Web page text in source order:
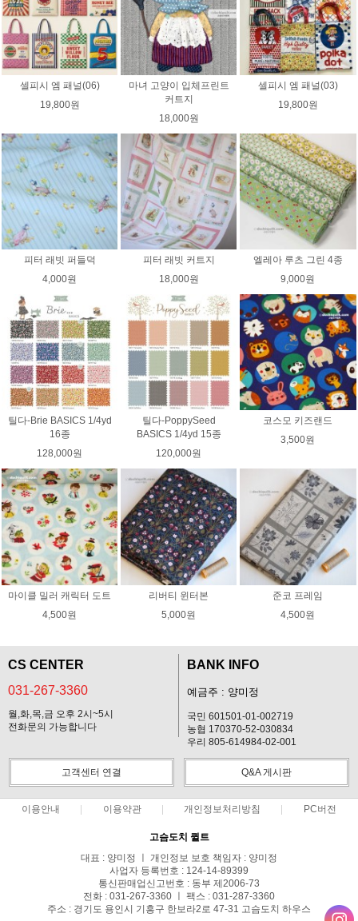
셀피시 엠 패널(06)
19,800원
마녀 고양이 입체프린트
커트지
18,000원
셀피시 엠 패널(03)
19,800원
피터 래빗 퍼들덕
4,000원
피터 래빗 커트지
18,000원
엘레아 루츠 그린 4종
9,000원
틸다-Brie BASICS 1/4yd
16종
128,000원
틸다-PoppySeed
BASICS 1/4yd 15종
120,000원
코스모 키즈랜드
3,500원
마이클 밀러 캐릭터 도트
4,500원
리버티 윈터본
5,000원
준코 프레임
4,500원
CS CENTER
031-267-3360
월,화,목,금 오후 2시~5시
전화문의 가능합니다
BANK INFO
예금주 : 양미정
국민 601501-01-002719
농협 170370-52-030834
우리 805-614984-02-001
고객센터 연결 Q&A 게시판
이용안내 이용약관 개인정보처리방침 PC버전
고슴도치 퀼트
대표 : 양미정 ㅣ 개인정보 보호 책임자 : 양미정
사업자 등록번호 : 124-14-89399
통신판매업신고번호 : 동부 제2006-73
전화 : 031-267-3360 ㅣ 팩스 : 031-287-3360
주소 : 경기도 용인시 기흥구 한보라2로 47-31 고슴도치 하우스